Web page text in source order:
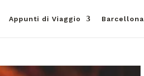
Appunti di Viaggio Barcellona